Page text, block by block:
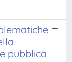
pubblica